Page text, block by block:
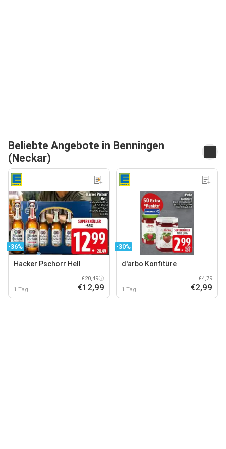
Beliebte Angebote in Benningen
(Neckar)
-36%
Hacker Pschorr Hell
1 Tag
€20,49
€12,99
-30%
d'arbo Konfitüre
1 Tag
€4,79
€2,99